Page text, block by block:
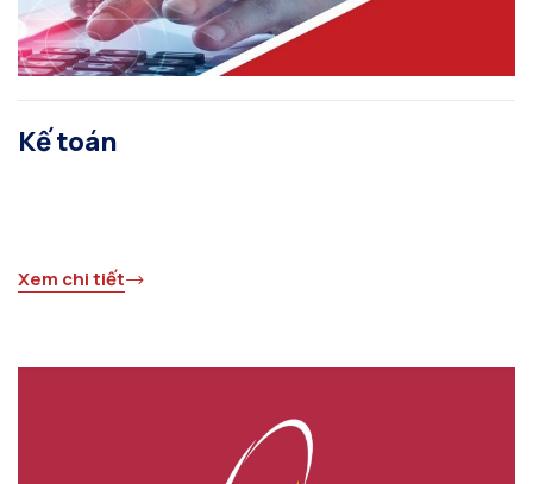
Kế toán
Xem chi tiết